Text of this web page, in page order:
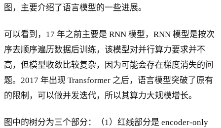
图，主要介绍了语言模型的一些进展。
可以看到，17 年之前主要是 RNN 模型，RNN 模型是按次
序去顺序遍历数据后训练，该模型对并行算力要求并不
高，但模型收敛比较复杂，因为可能会存在梯度消失的问
题。2017 年出现 Transformer 之后，语言模型突破了原有
的限制，可以做并发迭代，所以其算力大规模增长。
图中的树分为三个部分：（1）红线部分是 encoder-only